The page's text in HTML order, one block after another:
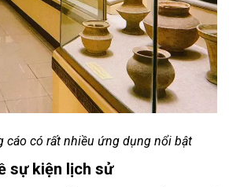
cáo có rất nhiều ứng dụng nổi bật
sự kiện lịch sử